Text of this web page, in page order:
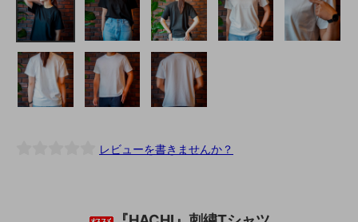
レビューを書きませんか？